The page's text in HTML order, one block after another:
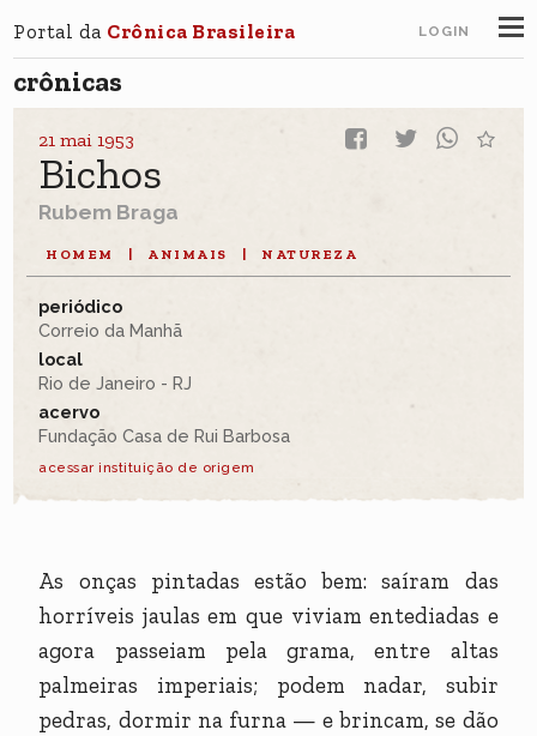
Portal da Crônica Brasileira LOGIN
crônicas
21 mai 1953
Bichos
Rubem Braga
HOMEM ANIMAIS NATUREZA
periódico
Correio da Manhã
local
Rio de Janeiro - RJ
acervo
Fundação Casa de Rui Barbosa
acessar instituição de origem
As onças pintadas estão bem: saíram das
horríveis jaulas em que viviam entediadas e
agora passeiam pela grama, entre altas
palmeiras imperiais; podem nadar, subir
pedras, dormir na furna — e brincam, se dão